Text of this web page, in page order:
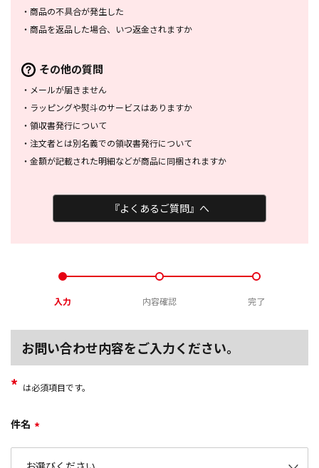
・ 商品の不具合が発生した
・ 商品を返品した場合、 いつ返金されますか
その他の質問
・ メールが届きません
・ ラッピングや熨斗のサービスはありますか
・ 領収書発行について
・ 注文者とは別名義での領収書発行について
・ 金額が記載された明細などが商品に同梱されますか
『よくあるご質問』へ
入力 内容確認 完了
お問い合わせ内容をご入力ください。
* は必須項目です。
件名 *